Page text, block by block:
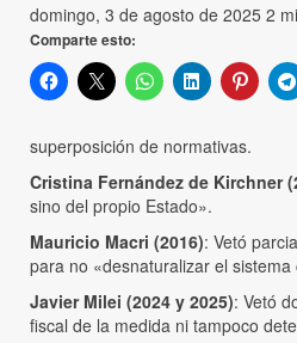
domingo, 3 de agosto de 2025 2
Comparte esto:
superposición de normativas.
Cristina Fernández de Kirchner
sino del propio Estado».
Mauricio Macri (2016): Vetó
para no «desnaturalizar el sistema
Javier Milei (2024 y 2025): Vetó
fiscal de la medida ni tampoco